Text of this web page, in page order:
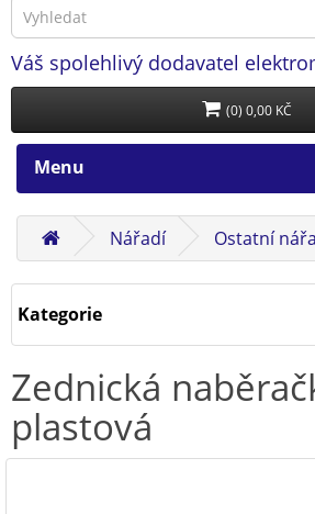
Váš spolehlivý dodavatel
(0) 0,00 KČ
Menu
Nářadí Ostatní
Kategorie
Zednická
plastová